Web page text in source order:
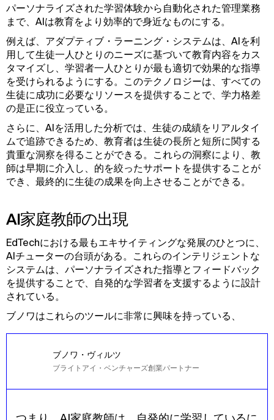
パーソナライズされた学習体験から自動化された管理業務
まで、AIは教育をより効率的で身近なものにする。
例えば、アダプティブ・ラーニング・システムは、AIを利
用して生徒一人ひとりのニーズに基づいて教育内容をカス
タマイズし、学習者一人ひとりが最も適切で効果的な指導
を受けられるようにする。このテクノロジーは、すべての
生徒に成功に必要なリソースを提供することで、学力格差
の是正に役立っている。
さらに、AIを活用した分析では、生徒の成績をリアルタイ
ムで追跡できるため、教育者は生徒の長所と短所に関する
貴重な洞察を得ることができる。これらの洞察により、教
師は早期に介入し、的を絞ったサポートを提供することが
でき、最終的に生徒の成果を向上させることができる。
AI家庭教師の出現
EdTechにおける最もエキサイティングな発展のひとつに、
AIチューターの台頭がある。これらのインテリジェントな
システムは、パーソナライズされた指導とフィードバック
を提供することで、自発的な学習者を支援するように設計
されている。
ブノワはこれらのツールに非常に興味を持っている、
ブノワ・ヴィルツ
ブライトアイ・ベンチャーズ創業パートナー